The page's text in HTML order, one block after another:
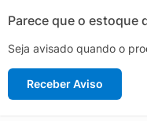
Parece que o estoque
Seja avisado quando o
Receber Aviso